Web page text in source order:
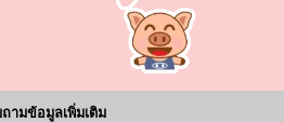
ามข้อมูลเพิ่มเติม